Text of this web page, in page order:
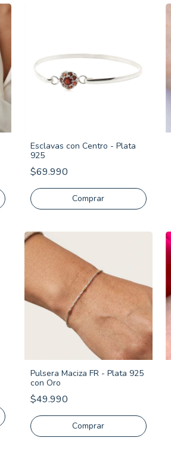
Esclavas con Centro - Plata
925
$69.990
Comprar
Pulsera Maciza FR - Plata 925
con Oro
$49.990
Comprar